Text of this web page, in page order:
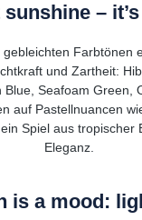
–
Farbtönen
und Zartheit:
Blue, Seafoam Green,
auf Pastellnuancen
Spiel aus tropischer
Eleganz.
is a mood: